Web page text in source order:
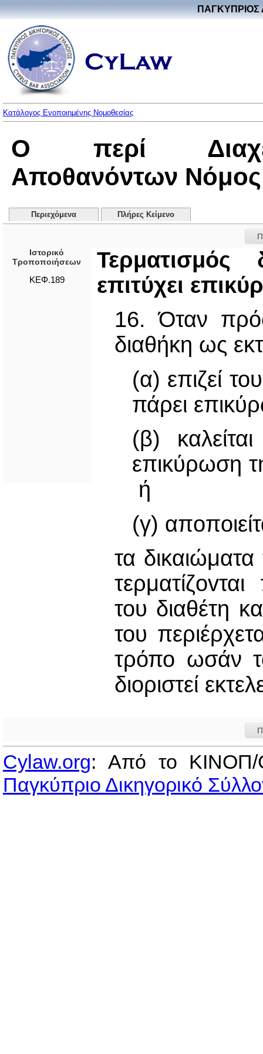
ΠΑΓΚΥΠΡΙΟΣ
Κατάλογος Ενοποιημένης Νομοθεσίας
Ο περί
Αποθανόντων
Περιεχόμενα Πλήρες Κείμενο
Ιστορικό
Τροποποιήσεων
ΚΕΦ.189
Τερματισμός
επιτύχει
16. Όταν
διαθήκη ως
(α) επιζεί
πάρει
(β)
επικύρωση
ή
(γ)
τα
του διαθέτη
του
τρόπο ωσάν
διοριστεί
Cylaw.org: Από το
Παγκύπριο Δικηγορικό